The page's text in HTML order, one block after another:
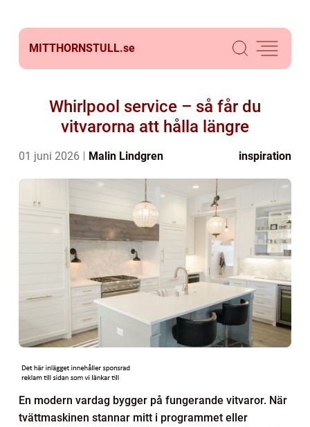
MITTHORNSTULL.se
Whirlpool service – så får du
vitvarorna att hålla längre
01 juni 2026 Malin Lindgren inspiration
En modern vardag bygger på fungerande vitvaror. När
tvättmaskinen stannar mitt i programmet eller